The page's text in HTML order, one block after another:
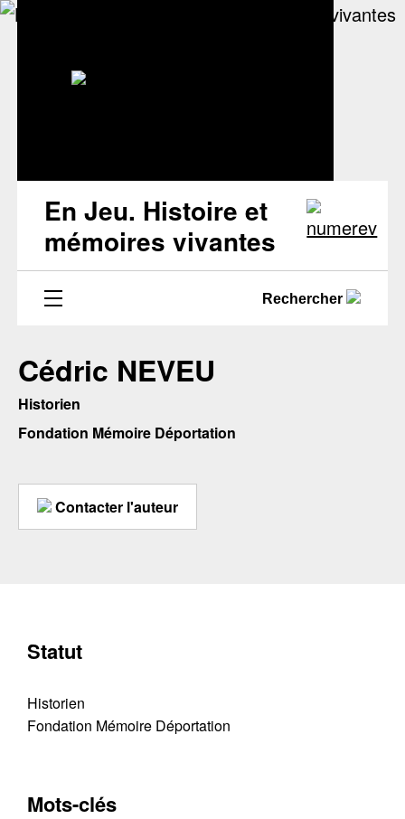
En Jeu. Histoire et
mémoires vivantes
Rechercher
Cédric NEVEU
Historien
Fondation Mémoire Déportation
Contacter l'auteur
Statut
Historien
Fondation Mémoire Déportation
Mots-clés